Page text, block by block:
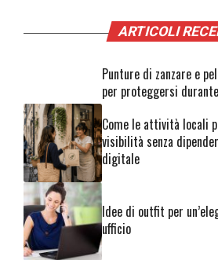
ARTICOLI
Punture di zanzare e
per proteggersi
Come le attività locali
visibilità senza
digitale
Idee di outfit per
ufficio